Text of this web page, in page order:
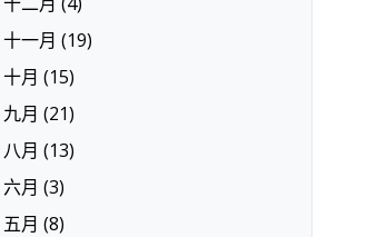
一月 (19)
月 (15)
月 (21)
月 (13)
月 (3)
月 (8)